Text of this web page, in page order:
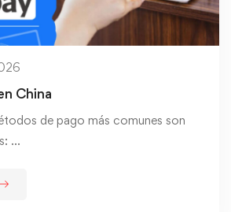
China
de pago más comunes son
…